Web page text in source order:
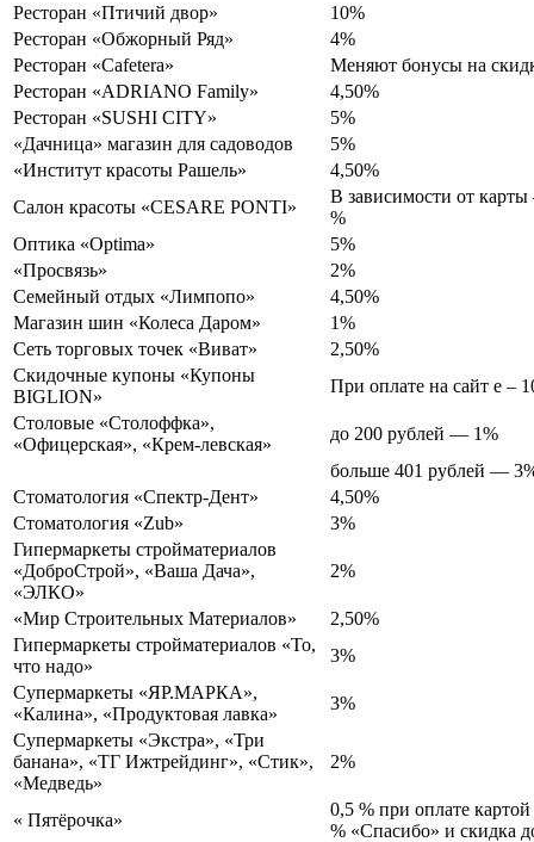
Ресторан «Птичий двор»
10%
Ресторан «Обжорный Ряд»
4%
Ресторан «Cafetera»
Меняют бонусы на
Ресторан «ADRIANO Family»
4,50%
Ресторан «SUSHI CITY»
5%
«Дачница» магазин для садоводов
5%
«Институт красоты Рашель»
4,50%
Салон красоты «CESARE PONTI»
В зависимости от карты
%
Оптика «Optima»
5%
«Просвязь»
2%
Семейный отдых «Лимпопо»
4,50%
Магазин шин «Колеса Даром»
1%
Сеть торговых точек «Виват»
2,50%
Скидочные купоны «Купоны
BIGLION»
При оплате на сайт е –
Столовые «Столоффка»,
«Офицерская», «Крем-левская»
до 200 рублей — 1%
больше 401 рублей —
Стоматология «Спектр-Дент»
4,50%
Стоматология «Zub»
3%
Гипермаркеты стройматериалов
«ДоброСтрой», «Ваша Дача»,
«ЭЛКО»
2%
«Мир Строительных Материалов»
2,50%
Гипермаркеты стройматериалов «То,
что надо»
3%
Супермаркеты «ЯР.МАРКА»,
«Калина», «Продуктовая лавка»
3%
Супермаркеты «Экстра», «Три
банана», «ТГ Ижтрейдинг», «Стик»,
«Медведь»
2%
« Пятёрочка»
0,5 % при оплате
% «Спасибо» и скидка